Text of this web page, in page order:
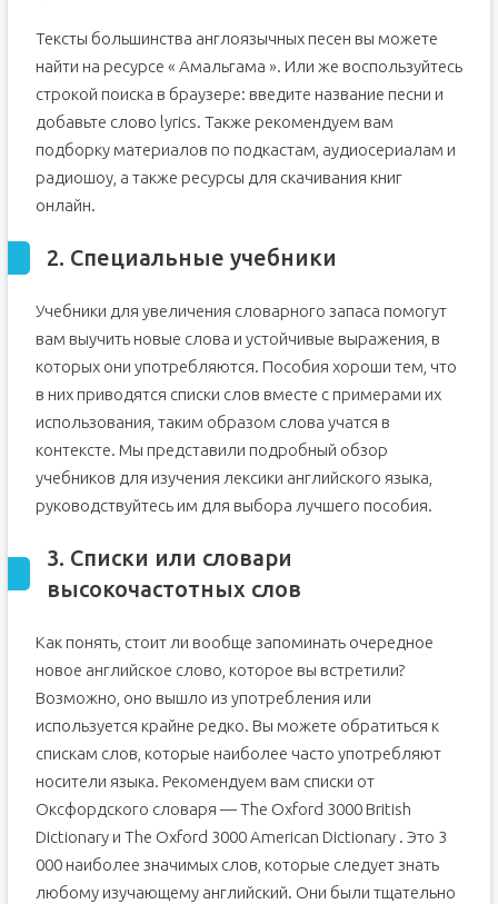
Тексты большинства англоязычных песен вы можете
найти на ресурсе « Амальгама ». Или же воспользуйтесь
строкой поиска в браузере: введите название песни и
добавьте слово lyrics. Также рекомендуем вам
подборку материалов по подкастам, аудиосериалам и
радиошоу, а также ресурсы для скачивания книг
онлайн.
2. Специальные учебники
Учебники для увеличения словарного запаса помогут
вам выучить новые слова и устойчивые выражения, в
которых они употребляются. Пособия хороши тем, что
в них приводятся списки слов вместе с примерами их
использования, таким образом слова учатся в
контексте. Мы представили подробный обзор
учебников для изучения лексики английского языка,
руководствуйтесь им для выбора лучшего пособия.
3. Списки или словари
высокочастотных слов
Как понять, стоит ли вообще запоминать очередное
новое английское слово, которое вы встретили?
Возможно, оно вышло из употребления или
используется крайне редко. Вы можете обратиться к
спискам слов, которые наиболее часто употребляют
носители языка. Рекомендуем вам списки от
Оксфордского словаря — The Oxford 3000 British
Dictionary и The Oxford 3000 American Dictionary . Это 3
000 наиболее значимых слов, которые следует знать
любому изучающему английский. Они были тщательно